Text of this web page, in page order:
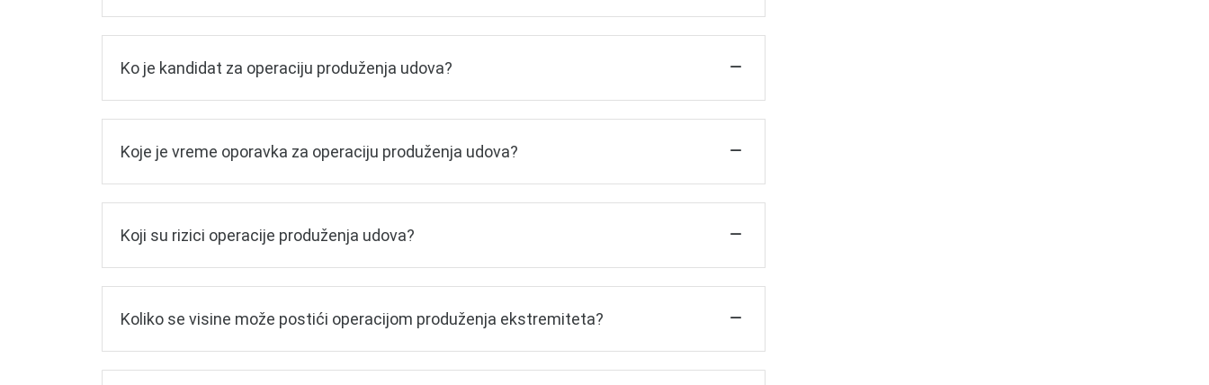
Ko je kandidat za operaciju produženja udova?
Koje je vreme oporavka za operaciju produženja udova?
Koji su rizici operacije produženja udova?
Koliko se visine može postići operacijom produženja ekstremiteta?